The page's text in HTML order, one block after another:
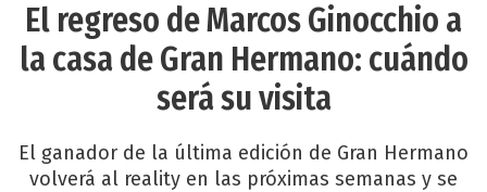
El regreso de Marcos Ginocchio a
la casa de Gran Hermano: cuándo
será su visita
El ganador de la última edición de Gran Hermano
volverá al reality en las próximas semanas y se